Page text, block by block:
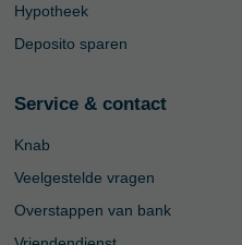
Hypotheek
Deposito sparen
Service & contact
Knab
Veelgestelde vragen
Overstappen van bank